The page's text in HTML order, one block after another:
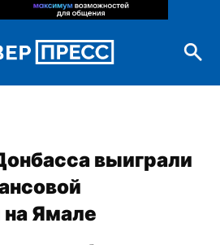
выиграли
на Ямале